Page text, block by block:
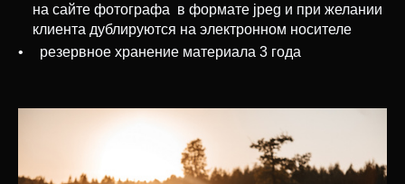
на сайте фотографа в формате jpeg и при желании
клиента дублируются на электронном носителе
резервное хранение материала 3 года